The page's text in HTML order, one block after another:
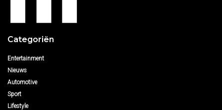
Categoriën
Entertainment
Nieuws
Automotive
Sport
Lifestyle